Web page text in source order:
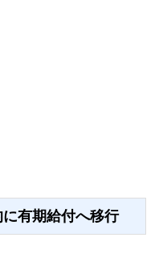
有期給付へ移行